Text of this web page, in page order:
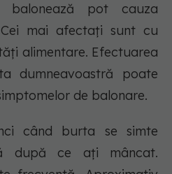
balonează pot cauza
mai afectați sunt cu
alimentare. Efectuarea
dumneavoastră poate
de balonare.
când burta se simte
după ce ați mâncat.